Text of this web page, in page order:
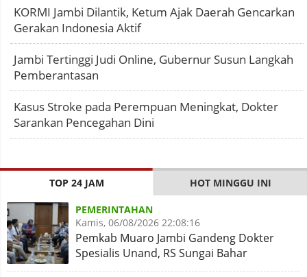
KORMI Jambi Dilantik, Ketum Ajak Daerah Gencarkan
Gerakan Indonesia Aktif
Jambi Tertinggi Judi Online, Gubernur Susun Langkah
Pemberantasan
Kasus Stroke pada Perempuan Meningkat, Dokter
Sarankan Pencegahan Dini
TOP 24 JAM HOT MINGGU INI
PEMERINTAHAN
Kamis, 06/08/2026 22:08:16
Pemkab Muaro Jambi Gandeng Dokter
Spesialis Unand, RS Sungai Bahar
Disiapkan Naik Kelas